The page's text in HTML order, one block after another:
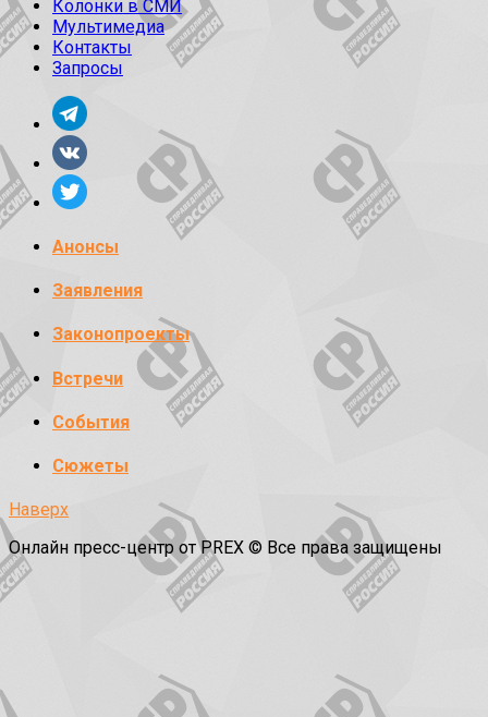
Колонки в СМИ
Мультимедиа
Контакты
Запросы
Анонсы
Заявления
Законопроекты
Встречи
События
Сюжеты
Наверх
Онлайн пресс-центр от PREX © Все права защищены